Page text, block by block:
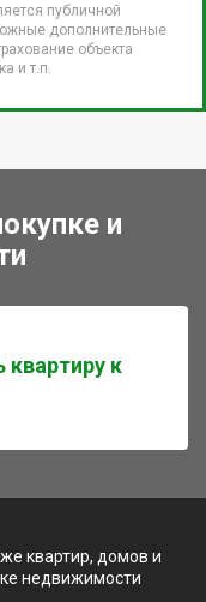
публичной
дополнительные
объекта
и т.п.
и
квартиру к
квартир, домов и
недвижимости